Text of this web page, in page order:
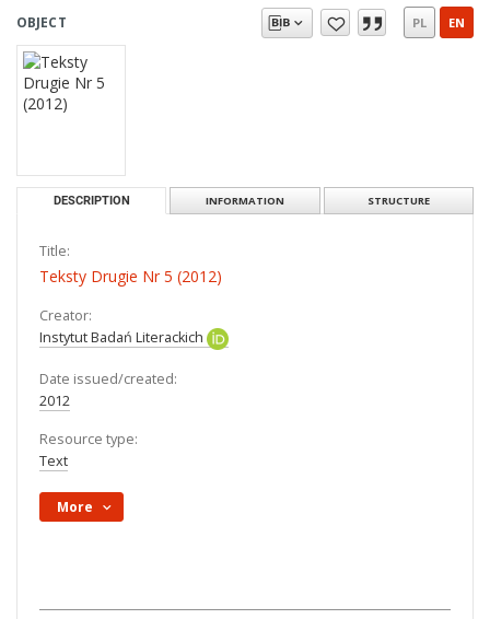
OBJECT PL EN
DESCRIPTION INFORMATION STRUCTURE
Title:
Teksty Drugie Nr 5 (2012)
Creator:
Instytut Badań Literackich
Date issued/created:
2012
Resource type:
Text
More